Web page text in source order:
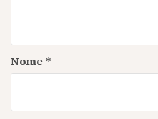
Nome *